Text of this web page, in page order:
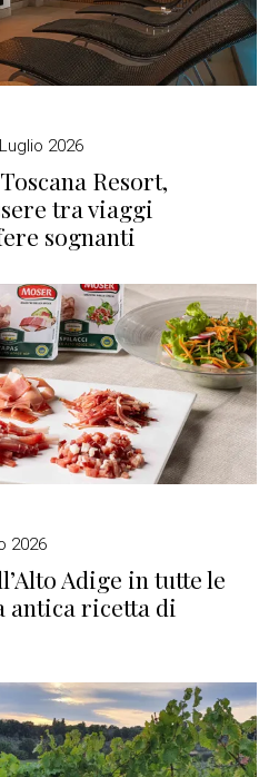
2026
Resort,
tra viaggi
sognanti
2026
Adige in tutte le
antica ricetta di